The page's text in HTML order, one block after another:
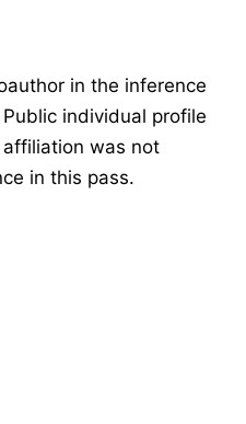
in the inference
individual profile
was not
in this pass.